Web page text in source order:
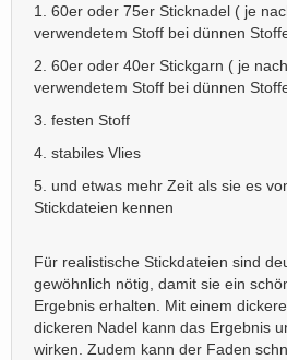
1. 60er oder 75er Sticknadel ( je
verwendetem Stoff bei dünnen
2. 60er oder 40er Stickgarn ( je
verwendetem Stoff bei dünnen
3. festen Stoff
4. stabiles Vlies
5. und etwas mehr Zeit als sie es
Stickdateien kennen
Für realistische Stickdateien sind
gewöhnlich nötig, damit sie ein
Ergebnis erhalten. Mit einem
dickeren Nadel kann das Ergebnis
wirken. Zudem kann der Faden